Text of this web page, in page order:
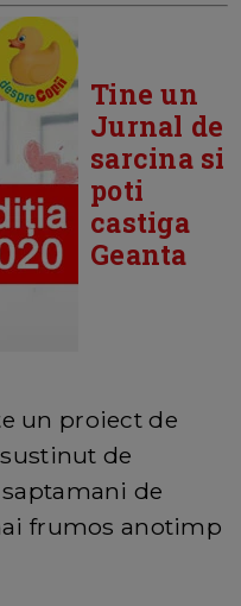
Tine un
Jurnal de
sarcina si
poti
castiga
Geanta
un proiect de
de
de
frumos anotimp